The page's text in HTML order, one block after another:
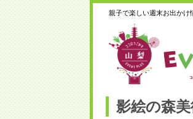
親子で楽しい週末お出かけ
影絵の森